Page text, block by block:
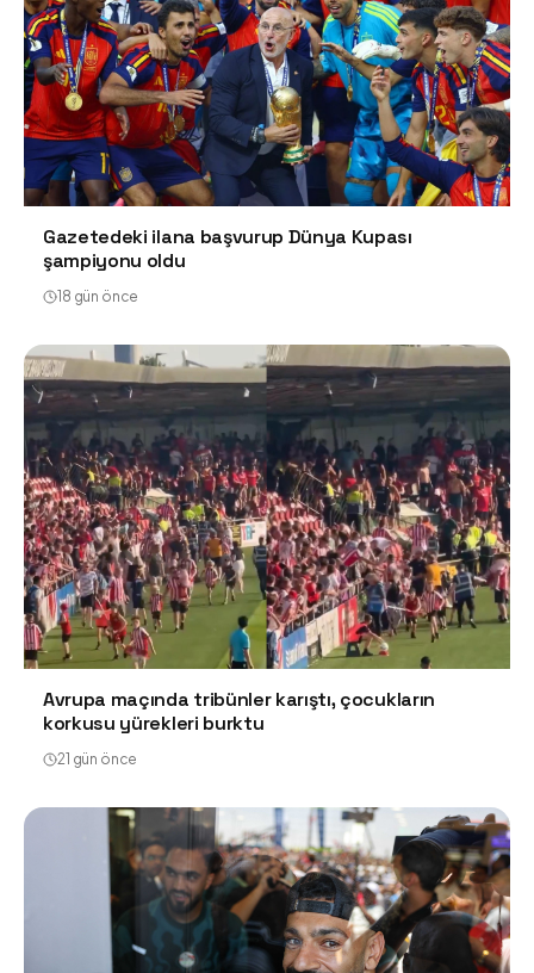
Gazetedeki ilana başvurup Dünya Kupası
şampiyonu oldu
18 gün önce
Avrupa maçında tribünler karıştı, çocukların
korkusu yürekleri burktu
21 gün önce